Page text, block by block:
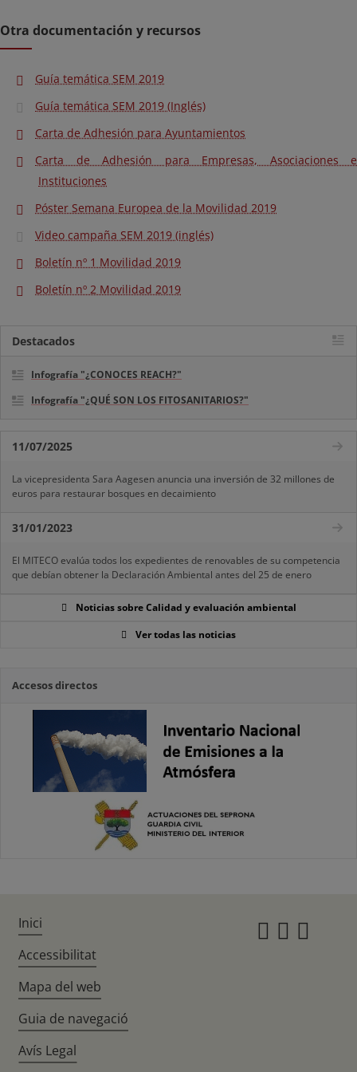
Otra documentación y recursos
Guía temática SEM 2019
Guía temática SEM 2019 (Inglés)
Carta de Adhesión para Ayuntamientos
Carta de Adhesión para Empresas, Asociaciones e
Instituciones
Póster Semana Europea de la Movilidad 2019
Video campaña SEM 2019 (inglés)
Boletín nº 1 Movilidad 2019
Boletín nº 2 Movilidad 2019
Destacados
Infografía "¿CONOCES REACH?"
Infografía "¿QUÉ SON LOS FITOSANITARIOS?"
11/07/2025
La vicepresidenta Sara Aagesen anuncia una inversión de 32 millones de
euros para restaurar bosques en decaimiento
31/01/2023
El MITECO evalúa todos los expedientes de renovables de su competencia
que debían obtener la Declaración Ambiental antes del 25 de enero
Noticias sobre Calidad y evaluación ambiental
Ver todas las noticias
Accesos directos
Inici
Accessibilitat
Mapa del web
Guia de navegació
Avís Legal